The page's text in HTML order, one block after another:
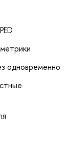
одновременно